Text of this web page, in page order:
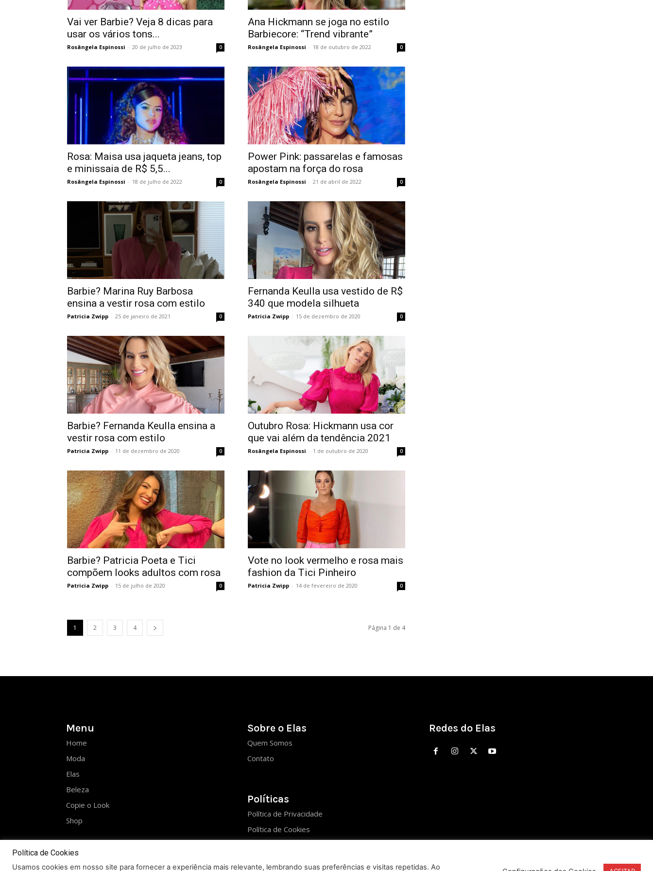
Vai ver Barbie? Veja 8 dicas para
usar os vários tons...
Rosângela Espinossi - 20 de julho de 2023 0
Ana Hickmann se joga no estilo
Barbiecore: “Trend vibrante”
Rosângela Espinossi - 18 de outubro de 2022 0
Rosa: Maisa usa jaqueta jeans, top
e minissaia de R$ 5,5...
Rosângela Espinossi - 18 de julho de 2022 0
Power Pink: passarelas e famosas
apostam na força do rosa
Rosângela Espinossi - 21 de abril de 2022 0
Barbie? Marina Ruy Barbosa
ensina a vestir rosa com estilo
Patricia Zwipp - 25 de janeiro de 2021 0
Fernanda Keulla usa vestido de R$
340 que modela silhueta
Patricia Zwipp - 15 de dezembro de 2020 0
Barbie? Fernanda Keulla ensina a
vestir rosa com estilo
Patricia Zwipp - 11 de dezembro de 2020 0
Outubro Rosa: Hickmann usa cor
que vai além da tendência 2021
Rosângela Espinossi - 1 de outubro de 2020 0
Barbie? Patricia Poeta e Tici
compõem looks adultos com rosa
Patricia Zwipp - 15 de julho de 2020 0
Vote no look vermelho e rosa mais
fashion da Tici Pinheiro
Patricia Zwipp - 14 de fevereiro de 2020 0
1 2 3 4 Página 1 de 4
Menu
Home
Moda
Elas
Beleza
Copie o Look
Shop
Sobre o Elas
Quem Somos
Contato
Políticas
Política de Privacidade
Política de Cookies
Redes do Elas
Política de Cookies
Usamos cookies em nosso site para fornecer a experiência mais relevante, lembrando suas preferências e visitas repetidas. Ao